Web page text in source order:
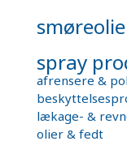
spray
afrensere &
lækage- &
olier & fedt